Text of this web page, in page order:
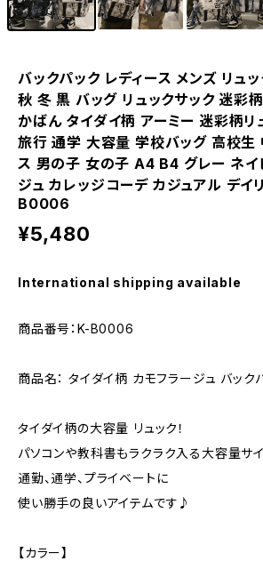
バックパック レディース メンズ リュ
秋 冬 黒 バッグ リュックサック 迷彩
かばん タイダイ柄 アーミー 迷彩柄リ
旅行 通学 大容量 学校バッグ 高校生
ス 男の子 女の子 A4 B4 グレー ネイ
ジュ カレッジコーデ カジュアル デイ
B0006
¥5,480
International shipping available
商品番号：K-B0006
商品名： タイダイ柄 カモフラージュ バック
タイダイ柄の大容量 リュック！
パソコンや教科書もラクラク入る大容量サ
通勤、通学、プライベートに
使い勝手の良いアイテムです♪
【カラー】